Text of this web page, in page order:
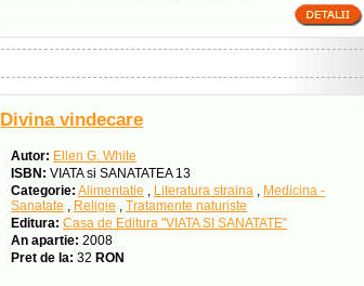
Divina vindecare
Autor: Ellen G. White
ISBN: VIATA si SANATATEA 13
Categorie: Alimentatie , Literatura straina , Medicina -
Sanatate , Religie , Tratamente naturiste
Editura: Casa de Editura "VIATA SI SANATATE"
An apartie: 2008
Pret de la: 32 RON